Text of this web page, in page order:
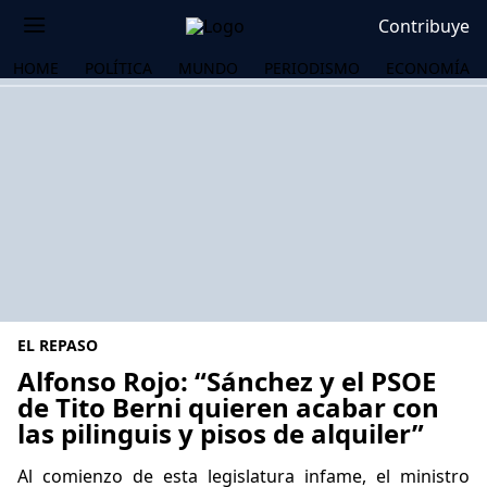
Contribuye
HOME POLÍTICA MUNDO PERIODISMO ECONOMÍA
EL REPASO
Alfonso Rojo: “Sánchez y el PSOE
de Tito Berni quieren acabar con
las pilinguis y pisos de alquiler”
Al comienzo de esta legislatura infame, el ministro